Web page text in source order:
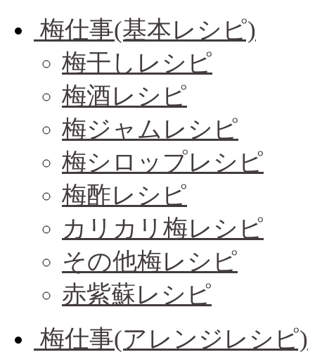
梅仕事(基本レシピ)
梅干しレシピ
梅酒レシピ
梅ジャムレシピ
梅シロップレシピ
梅酢レシピ
カリカリ梅レシピ
その他梅レシピ
赤紫蘇レシピ
梅仕事(アレンジレシピ)